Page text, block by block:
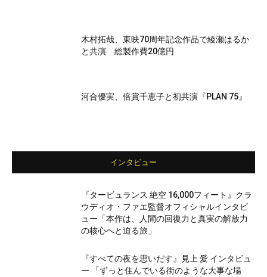
木村拓哉、東映70周年記念作品で綾瀬はるか
と共演 総製作費20億円
河合優実、倍賞千恵子と初共演『PLAN 75』
インタビュー
『タービュランス 絶空 16,000フィート』クラ
ウディオ・ファエ監督オフィシャルインタビ
ュー「本作は、人間の回復力と真実の解放力
の核心へと迫る旅」
『すべての夜を思いだす』見上 愛 インタビュ
ー 「ずっと住んでいる街のような大事な場